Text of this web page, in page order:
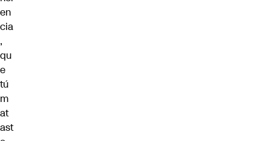
en
cia
,
qu
e
tú
m
at
ast